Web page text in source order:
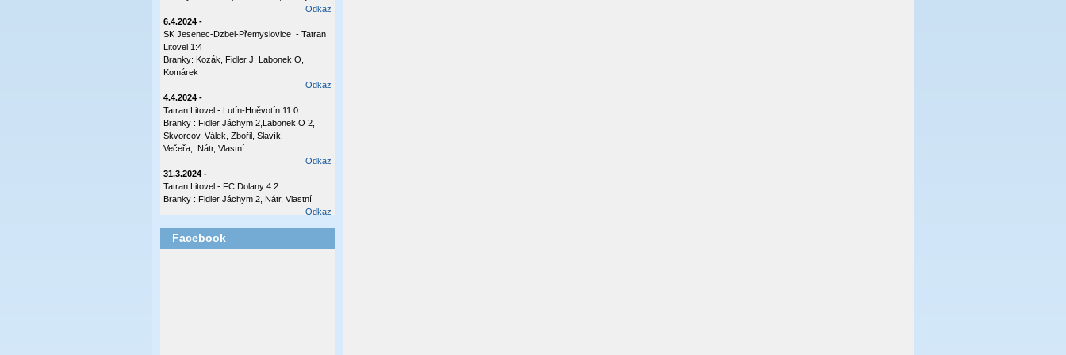
Odkaz
6.4.2024 -
SK Jesenec-Dzbel-Přemyslovice - Tatran
Litovel 1:4
Branky: Kozák, Fidler J, Labonek O,
Komárek
Odkaz
4.4.2024 -
Tatran Litovel - Lutín-Hněvotín 11:0
Branky : Fidler Jáchym 2,Labonek O 2,
Skvorcov, Válek, Zbořil, Slavík,
Večeřa, Nátr, Vlastní
Odkaz
31.3.2024 -
Tatran Litovel - FC Dolany 4:2
Branky : Fidler Jáchym 2, Nátr, Vlastní
Odkaz
Tatran Litovel - Plumlov 3:0
Branky: Labonek O 2 , Válek
Facebook